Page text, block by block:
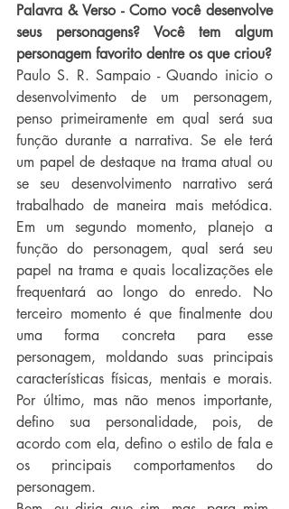
Palavra & Verso - Como você desenvolve
seus personagens? Você tem algum
personagem favorito dentre os que criou?
Paulo S. R. Sampaio - Quando inicio o
desenvolvimento de um personagem,
penso primeiramente em qual será sua
função durante a narrativa. Se ele terá
um papel de destaque na trama atual ou
se seu desenvolvimento narrativo será
trabalhado de maneira mais metódica.
Em um segundo momento, planejo a
função do personagem, qual será seu
papel na trama e quais localizações ele
frequentará ao longo do enredo. No
terceiro momento é que finalmente dou
uma forma concreta para esse
personagem, moldando suas principais
características físicas, mentais e morais.
Por último, mas não menos importante,
defino sua personalidade, pois, de
acordo com ela, defino o estilo de fala e
os principais comportamentos do
personagem.